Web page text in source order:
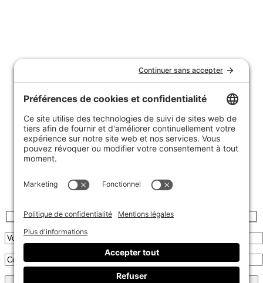
FAQ
Achats de groupe
Politique de confidentialité
Inscrivez-vous à l’infolettre :